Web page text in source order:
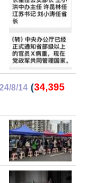
8/14 (34,395